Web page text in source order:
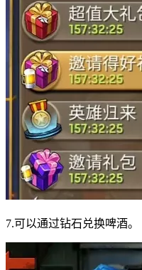
7.可以通过钻石兑换啤酒。